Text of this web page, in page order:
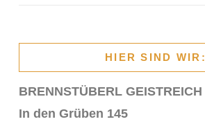
HIER SIND WIR:
BRENNSTÜBERL GEISTREICH
In den Grüben 145